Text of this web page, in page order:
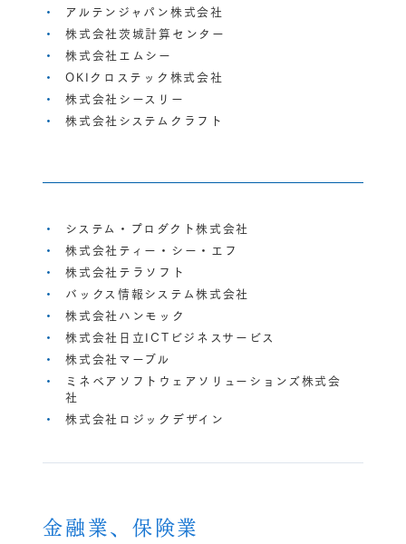
アルテンジャパン株式会社
株式会社茨城計算センター
株式会社エムシー
OKIクロステック株式会社
株式会社シースリー
株式会社システムクラフト
システム・プロダクト株式会社
株式会社ティー・シー・エフ
株式会社テラソフト
バックス情報システム株式会社
株式会社ハンモック
株式会社日立ICTビジネスサービス
株式会社マーブル
ミネベアソフトウェアソリューションズ株式会
社
株式会社ロジックデザイン
金融業、保険業